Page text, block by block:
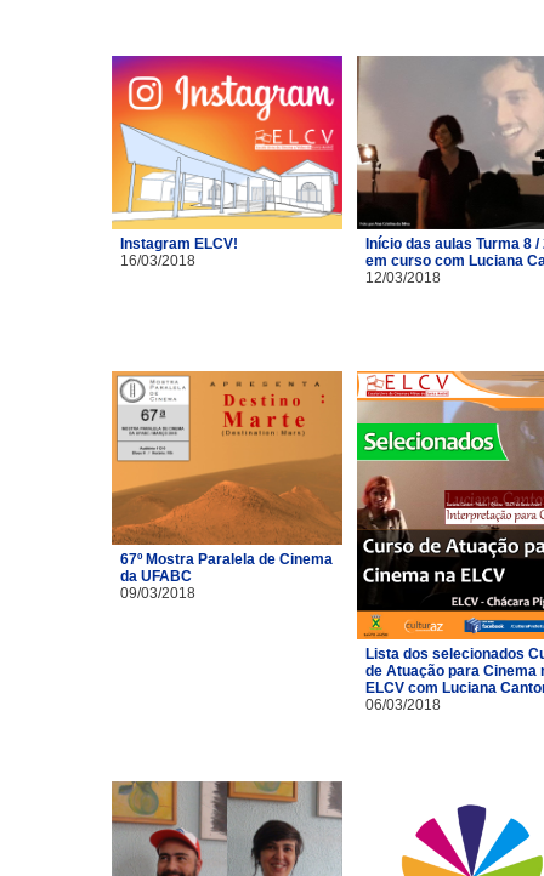
Instagram ELCV!
16/03/2018
Início das aulas Turma 8 /
em curso com Luciana
12/03/2018
67º Mostra Paralela de Cinema
da UFABC
09/03/2018
Lista dos selecionados
de Atuação para Cinema
ELCV com Luciana
06/03/2018